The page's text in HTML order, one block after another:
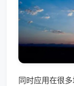
同时应用在很